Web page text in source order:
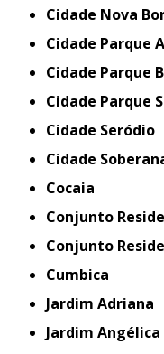
Cidade Nova
Cidade Parque
Cidade Parque
Cidade Parque
Cidade Seródio
Cidade
Cocaia
Conjunto
Conjunto
Cumbica
Jardim Adriana
Jardim Angélica